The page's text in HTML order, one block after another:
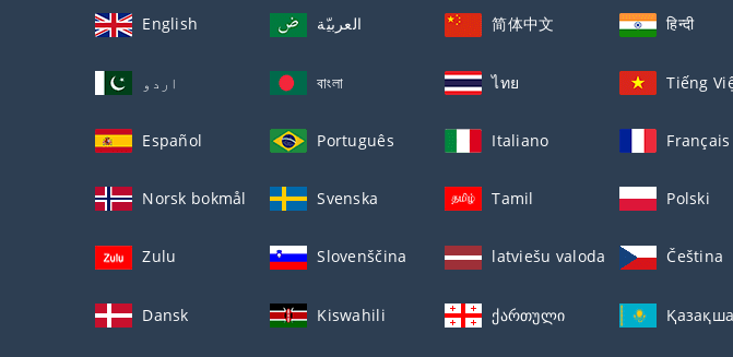
English العربيّة 简体中文 हिन्दी
اردو বাংলা ไทย Tiếng
Español Português Italiano Français
Norsk bokmål Svenska Tamil Polski
Zulu Slovenščina latviešu valoda Čeština
Dansk Kiswahili ქართული Қазақша